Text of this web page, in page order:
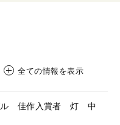
全ての情報を表示
ル 佳作入賞者 灯 中